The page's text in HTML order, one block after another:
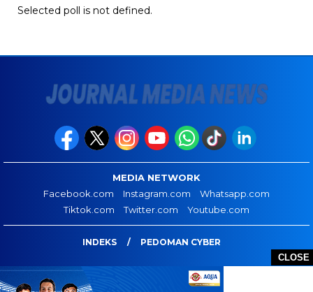
CLOSE
Selected poll is not defined.
MEDIA NETWORK
Facebook.com
Instagram.com
Whatsapp.com
Tiktok.com
Twitter.com Youtube.com
INDEKS PEDOMAN CYBER
JOURNAL MEDIA NEWS